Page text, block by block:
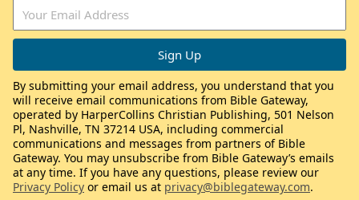
By submitting your email address, you understand that you
will receive email communications from Bible Gateway,
operated by HarperCollins Christian Publishing, 501 Nelson
Pl, Nashville, TN 37214 USA, including commercial
communications and messages from partners of Bible
Gateway. You may unsubscribe from Bible Gateway’s emails
at any time. If you have any questions, please review our
Privacy Policy or email us at privacy@biblegateway.com.